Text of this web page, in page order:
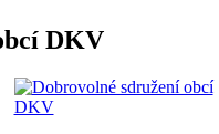
DKV